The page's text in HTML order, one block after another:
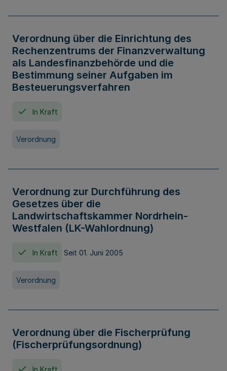
Verordnung über die Einrichtung des
Rechenzentrums der Finanzverwaltung
als Landesfinanzbehörde und die
Bestimmung seiner Aufgaben im
Besteuerungsverfahren
In Kraft
Verordnung
Verordnung zur Durchführung des
Gesetzes über die
Landwirtschaftskammer Nordrhein-
Westfalen (LK-Wahlordnung)
In Kraft Seit 01. Juni 2005
Verordnung
Verordnung über die Fischerprüfung
(Fischerprüfungsordnung)
In Kraft